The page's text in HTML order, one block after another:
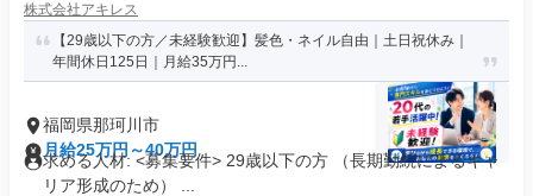
株式会社アキレス
【29歳以下の方／未経験歓迎】髪色・ネイル自由｜土日祝休み｜
年間休日125日｜月給35万円...
福岡県那珂川市
月給25万円～40万円
求める人材: <募集要件> 29歳以下の方 （長期勤続によるキャ
リア形成のため） ...